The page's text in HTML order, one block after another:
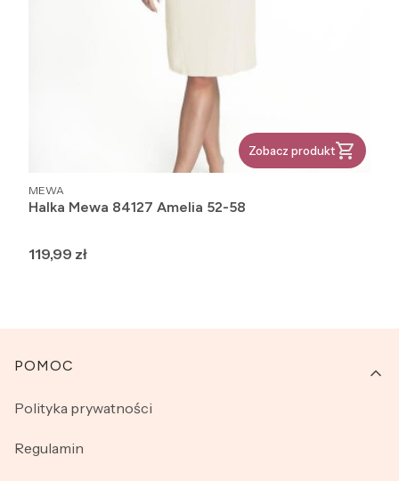
Zobacz produkt
PRODUCENT
MEWA
Halka Mewa 84127 Amelia 52-58
Cena
119,99 zł
Linki w stopce
POMOC
Polityka prywatności
Regulamin